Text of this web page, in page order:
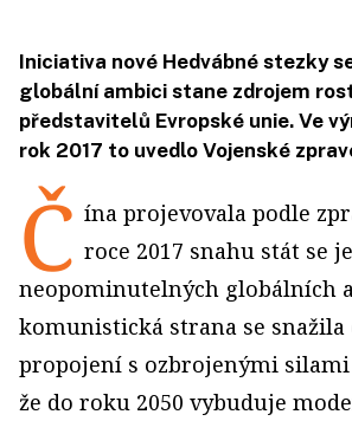
Iniciativa nové Hedvábné stezky
globální ambici stane zdrojem
představitelů Evropské unie. Ve
rok 2017 to uvedlo Vojenské
Č ína projevovala podle
roce 2017 snahu stát se
neopominutelných globálních
komunistická strana se snažila
propojení s ozbrojenými silami
že do roku 2050 vybuduje